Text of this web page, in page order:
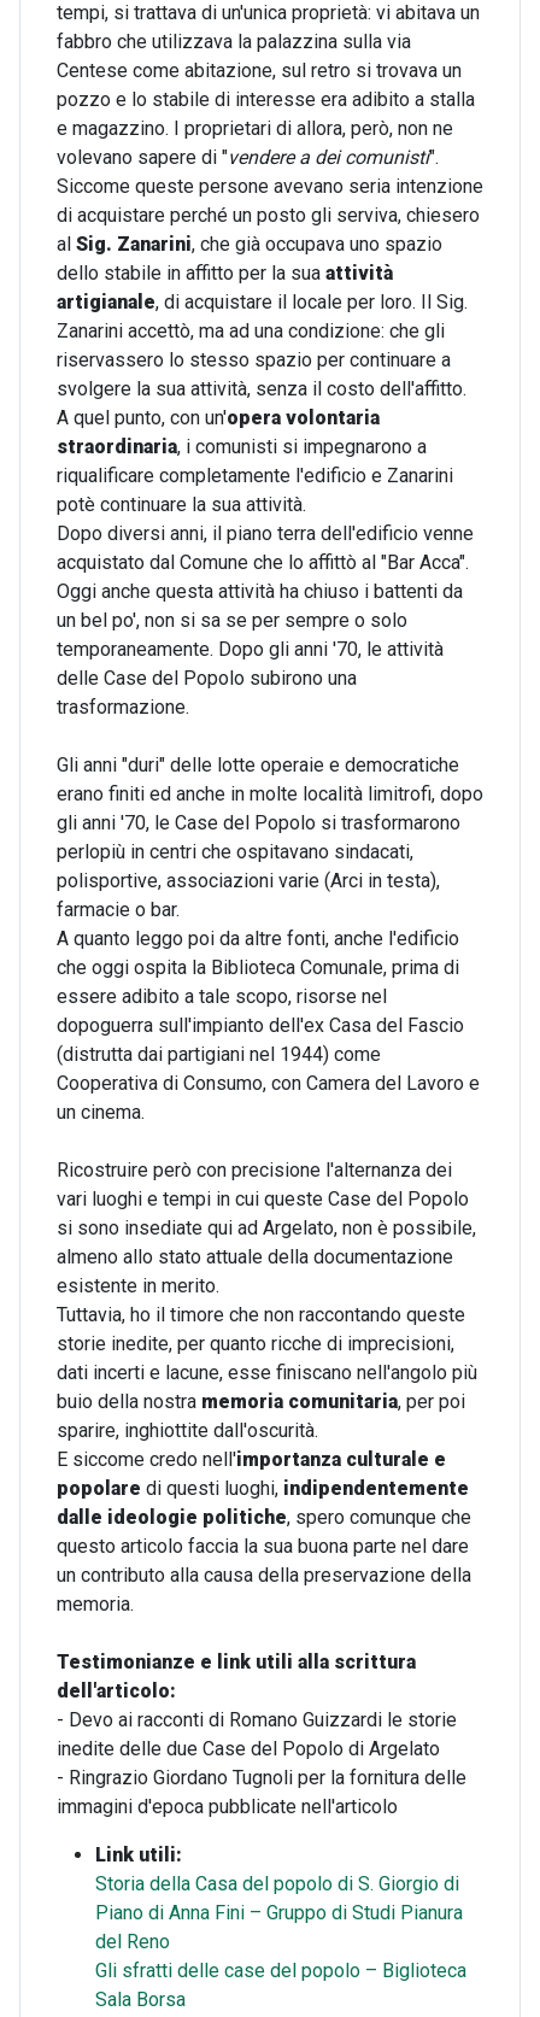
tempi, si trattava di un'unica proprietà: vi abitava un
fabbro che utilizzava la palazzina sulla via
Centese come abitazione, sul retro si trovava un
pozzo e lo stabile di interesse era adibito a stalla
e magazzino. I proprietari di allora, però, non ne
volevano sapere di "vendere a dei comunisti".
Siccome queste persone avevano seria intenzione
di acquistare perché un posto gli serviva, chiesero
al Sig. Zanarini, che già occupava uno spazio
dello stabile in affitto per la sua attività
artigianale, di acquistare il locale per loro. Il Sig.
Zanarini accettò, ma ad una condizione: che gli
riservassero lo stesso spazio per continuare a
svolgere la sua attività, senza il costo dell'affitto.
A quel punto, con un'opera volontaria
straordinaria, i comunisti si impegnarono a
riqualificare completamente l'edificio e Zanarini
potè continuare la sua attività.
Dopo diversi anni, il piano terra dell'edificio venne
acquistato dal Comune che lo affittò al "Bar Acca".
Oggi anche questa attività ha chiuso i battenti da
un bel po', non si sa se per sempre o solo
temporaneamente. Dopo gli anni '70, le attività
delle Case del Popolo subirono una
trasformazione.
Gli anni "duri" delle lotte operaie e democratiche
erano finiti ed anche in molte località limitrofi, dopo
gli anni '70, le Case del Popolo si trasformarono
perlopiù in centri che ospitavano sindacati,
polisportive, associazioni varie (Arci in testa),
farmacie o bar.
A quanto leggo poi da altre fonti, anche l'edificio
che oggi ospita la Biblioteca Comunale, prima di
essere adibito a tale scopo, risorse nel
dopoguerra sull'impianto dell'ex Casa del Fascio
(distrutta dai partigiani nel 1944) come
Cooperativa di Consumo, con Camera del Lavoro e
un cinema.
Ricostruire però con precisione l'alternanza dei
vari luoghi e tempi in cui queste Case del Popolo
si sono insediate qui ad Argelato, non è possibile,
almeno allo stato attuale della documentazione
esistente in merito.
Tuttavia, ho il timore che non raccontando queste
storie inedite, per quanto ricche di imprecisioni,
dati incerti e lacune, esse finiscano nell'angolo più
buio della nostra memoria comunitaria, per poi
sparire, inghiottite dall'oscurità.
E siccome credo nell'importanza culturale e
popolare di questi luoghi, indipendentemente
dalle ideologie politiche, spero comunque che
questo articolo faccia la sua buona parte nel dare
un contributo alla causa della preservazione della
memoria.
Testimonianze e link utili alla scrittura
dell'articolo:
- Devo ai racconti di Romano Guizzardi le storie
inedite delle due Case del Popolo di Argelato
- Ringrazio Giordano Tugnoli per la fornitura delle
immagini d'epoca pubblicate nell'articolo
Link utili:
Storia della Casa del popolo di S. Giorgio di
Piano di Anna Fini – Gruppo di Studi Pianura
del Reno
Gli sfratti delle case del popolo – Biglioteca
Sala Borsa